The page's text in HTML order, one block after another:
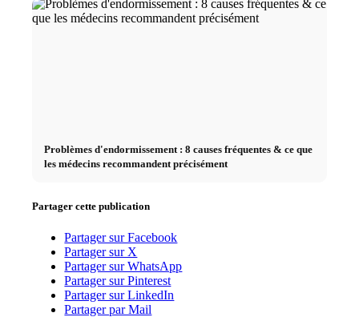
Problèmes d'endormissement : 8 causes fréquentes & ce que
les médecins recommandent précisément
Partager cette publication
Partager sur Facebook
Partager sur X
Partager sur WhatsApp
Partager sur Pinterest
Partager sur LinkedIn
Partager par Mail